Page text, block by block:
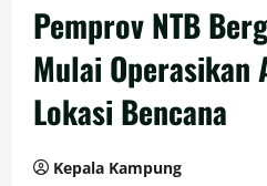
Pemprov NTB
Mulai Operasikan
Lokasi Bencana
Kepala Kampung